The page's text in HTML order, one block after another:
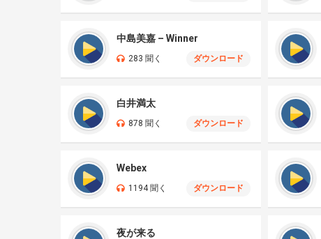
中島美嘉 – Winner
283 聞く ダウンロード
白井満太
878 聞く ダウンロード
Webex
1194 聞く ダウンロード
夜が来る